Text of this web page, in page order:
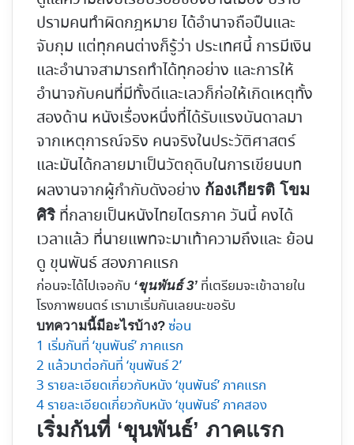
ปรามคนทำผิดกฎหมาย ได้อำนาจถือปืนและ
จับกุม แต่ทุกคนต่างก็รู้ว่า ประเทศนี้ การมีเงิน
และอำนาจสามารถทำได้ทุกอย่าง และการให้
อำนาจกับคนที่มีทั้งดีและเลวก็ก่อให้เกิดเหตุทั้ง
สองด้าน หนังเรื่องหนึ่งที่ได้รับแรงบันดาลมา
จากเหตุการณ์จริง คนจริงในประวัติศาสตร์
และมันได้กลายมาเป็นวัตถุดิบในการเขียนบท
ผลงานจากผู้กำกับดังอย่าง ก้องเกียรติ โขม
ศิริ ที่กลายเป็นหนังไทยไตรภาค วันนี้ คงได้
เวลาแล้ว ที่นายแพทจะมาเท้าความถึงและ ย้อน
ดู ขุนพันธ์ สองภาคแรก
ก่อนจะได้ไปเจอกับ ‘ขุนพันธ์ 3’ ที่เตรียมจะเข้าฉายใน
โรงภาพยนตร์ เรามาเริ่มกันเลยนะขอรับ
บทความนี้มีอะไรบ้าง? ซ่อน
1 เริ่มกันที่ ‘ขุนพันธ์’ ภาคแรก
2 แล้วมาต่อกันที่ ‘ขุนพันธ์ 2’
3 รายละเอียดเกี่ยวกับหนัง ‘ขุนพันธ์’ ภาคแรก
4รายละเอียดเกี่ยวกับหนัง ‘ขุนพันธ์’ ภาคสอง
เริ่มกันที่ ‘ขุนพันธ์’ ภาคแรก